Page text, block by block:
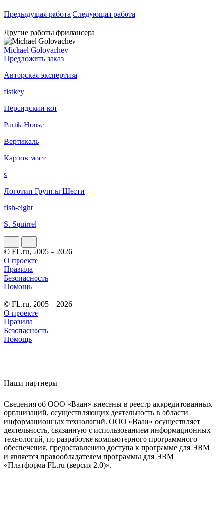
Предыдущая работа Следующая работа
Другие работы фрилансера
Michael Golovachev
Предложить заказ
Авторская экспертиза
fistkey
Персидский кот
Partik House
Вертикаль
Карлов мост
s
Логотип Группы Шести
fish-eight
S. Squirrel
© FL.ru, 2005 – 2026
О проекте
Правила
Безопасность
Помощь
© FL.ru, 2005 – 2026
О проекте
Правила
Безопасность
Помощь
Наши партнеры
Сведения об ООО «Ваан» внесены в реестр аккредитованных
организаций, осуществляющих деятельность в области
информационных технологий. ООО «Ваан» осуществляет
деятельность, связанную с использованием информационных
технологий, по разработке компьютерного программного
обеспечения, предоставлению доступа к программе для ЭВМ
и является правообладателем программы для ЭВМ
«Платформа FL.ru (версия 2.0)».